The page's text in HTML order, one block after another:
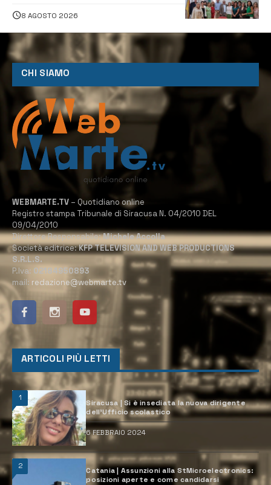
Servizio Legale
8 AGOSTO 2026
CHI SIAMO
WEBMARTE.TV – Quotidiano online
Registro stampa Tribunale di Siracusa N. 04/2010 DEL
09/04/2010
Direttore Responsabile:Michele Accolla
Società editrice:KFP TELEVISION AND WEB PRODUCTIONS
S.R.L.S.
P.Iva: 02184950893
mail: redazione@webmarte.tv
ARTICOLI PIÙ LETTI
1
Siracusa | Si è insediata la nuova dirigente
dell’Ufficio scolastico
6 FEBBRAIO 2024
2
Catania | Assunzioni alla StMicroelectronics:
posizioni aperte e come candidarsi